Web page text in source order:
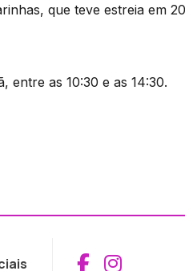
que teve estreia em
entre as 10:30 e as 14:30.
Aceder